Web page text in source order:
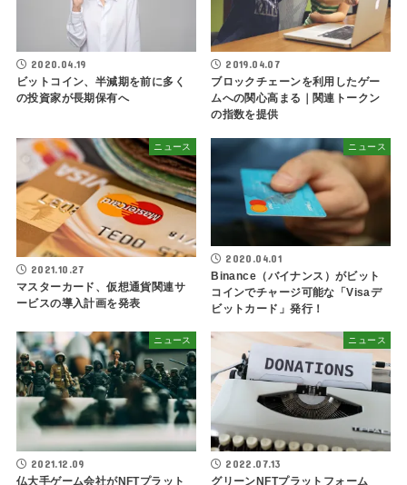
2020.04.19
ビットコイン、半減期を前に多く
の投資家が長期保有へ
2019.04.07
ブロックチェーンを利用したゲー
ムへの関心高まる｜関連トークン
の指数を提供
ニュース
2021.10.27
マスターカード、仮想通貨関連サ
ービスの導入計画を発表
ニュース
2020.04.01
Binance（バイナンス）がビット
コインでチャージ可能な「Visaデ
ビットカード」発行！
ニュース
2021.12.09
仏大手ゲーム会社がNFTプラット
ニュース
2022.07.13
グリーンNFTプラットフォーム